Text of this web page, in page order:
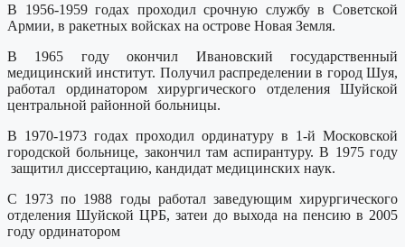
В 1956-1959 годах проходил срочную службу в Советской
Армии, в ракетных войсках на острове Новая Земля.
В 1965 году окончил Ивановский государственный
медицинский институт. Получил распределении в город Шуя,
работал ординатором хирургического отделения Шуйской
центральной районной больницы.
В 1970-1973 годах проходил ординатуру в 1-й Московской
городской больнице, закончил там аспирантуру. В 1975 году
защитил диссертацию, кандидат медицинских наук.
С 1973 по 1988 годы работал заведующим хирургического
отделения Шуйской ЦРБ, затеи до выхода на пенсию в 2005
году ординатором